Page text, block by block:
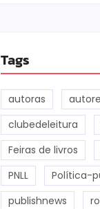
Tags
autoras
clubedeleitura
Feiras de livros
PNLL
Política-
publishnews